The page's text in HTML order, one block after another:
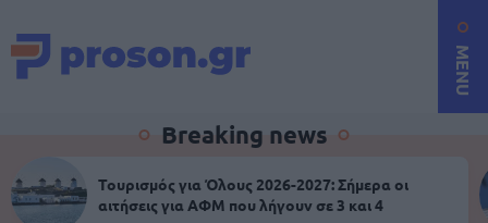
MENU
Breaking news
Τουρισμός για Όλους 2026-2027: Σήμερα οι
αιτήσεις για ΑΦΜ που λήγουν σε 3 και 4